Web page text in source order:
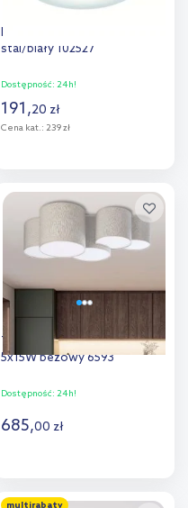
Markslöjd Åre plafon 1x60W
stal/biały 102527
Dostępność: 24h!
191,20 zł
Cena kat.: 239 zł
Dodaj do
porównania
TK Lighting Mona plafon
5x15W beżowy 6593
Dostępność: 24h!
685,00 zł
multirabaty